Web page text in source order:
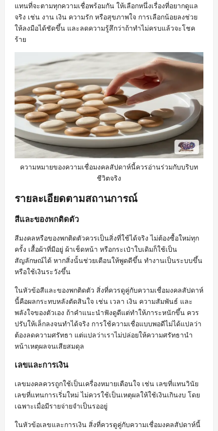
แทนที่จะตามทุกความเชื่อพร้อมกัน ให้เลือกหนึ่งเรื่องที่อยากดูแล
จริง เช่น งาน เงิน ความรัก หรือสุขภาพใจ การเลือกน้อยลงช่วย
ให้ลงมือได้ชัดขึ้น และลดความรู้สึกว่าถ้าทำไม่ครบแล้วจะโชค
ร้าย
ความหมายของความเชื่อมงคลสัปดาห์นี้ควรอ่านร่วมกับบริบท
ชีวิตจริง
รายละเอียดตามสถานการณ์
สีและของพกติดตัว
สีมงคลหรือของพกติดตัวควรเป็นสิ่งที่ใช้ได้จริง ไม่ต้องซื้อใหม่ทุก
ครั้ง เสื้อผ้าที่มีอยู่ ผ้าเช็ดหน้า หรือกระเป๋าใบเดิมก็ใช้เป็น
สัญลักษณ์ได้ หากสิ่งนั้นช่วยเตือนให้พูดดีขึ้น ทำงานเป็นระบบขึ้น
หรือใช้เงินระวังขึ้น
ในหัวข้อสีและของพกติดตัว สิ่งที่ควรดูคู่กับความเชื่อมงคลสัปดาห์
นี้คือผลกระทบหลังตัดสินใจ เช่น เวลา เงิน ความสัมพันธ์ และ
พลังใจของตัวเอง ถ้าคำแนะนำฟังดูดีแต่ทำให้ภาระหนักขึ้น ควร
ปรับให้เล็กลงจนทำได้จริง การใช้ความเชื่อแบบพอดีไม่ได้แปลว่า
ต้องลดความศรัทธา แต่แปลว่าเราไม่ปล่อยให้ความศรัทธานำ
หน้าเหตุผลจนเสียสมดุล
เลขและการเงิน
เลขมงคลควรถูกใช้เป็นเครื่องหมายเตือนใจ เช่น เลขที่แทนวินัย
เลขที่แทนการเริ่มใหม่ ไม่ควรใช้เป็นเหตุผลให้ใช้เงินเกินงบ โดย
เฉพาะเมื่อมีรายจ่ายจำเป็นรออยู่
ในหัวข้อเลขและการเงิน สิ่งที่ควรดูคู่กับความเชื่อมงคลสัปดาห์นี้